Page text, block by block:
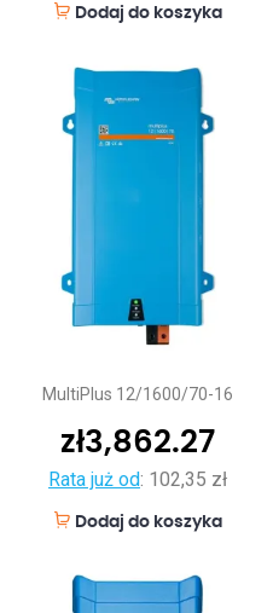
Dodaj do koszyka
MultiPlus 12/1600/70-16
zł3,862.27
Rata już od: 102,35 zł
Dodaj do koszyka